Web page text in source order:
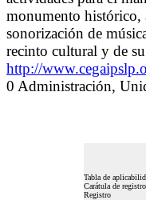
monumento histórico,
sonorización de
recinto cultural y de
http://
0 Administración,
Tabla de
Carátula de registro
Registro